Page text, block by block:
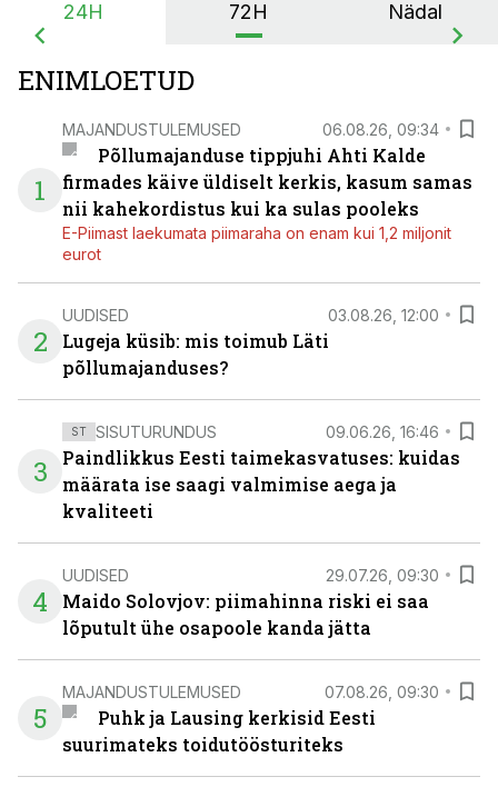
24H 72H Nädal
ENIMLOETUD
1
MAJANDUSTULEMUSED 06.08.26, 09:34
Põllumajanduse tippjuhi Ahti Kalde
firmades käive üldiselt kerkis, kasum samas
nii kahekordistus kui ka sulas pooleks
E-Piimast laekumata piimaraha on enam kui 1,2 miljonit
eurot
2
UUDISED 03.08.26, 12:00
Lugeja küsib: mis toimub Läti
põllumajanduses?
3
ST SISUTURUNDUS 09.06.26, 16:46
Paindlikkus Eesti taimekasvatuses: kuidas
määrata ise saagi valmimise aega ja
kvaliteeti
4
UUDISED 29.07.26, 09:30
Maido Solovjov: piimahinna riski ei saa
lõputult ühe osapoole kanda jätta
5
MAJANDUSTULEMUSED 07.08.26, 09:30
Puhk ja Lausing kerkisid Eesti
suurimateks toidutöösturiteks